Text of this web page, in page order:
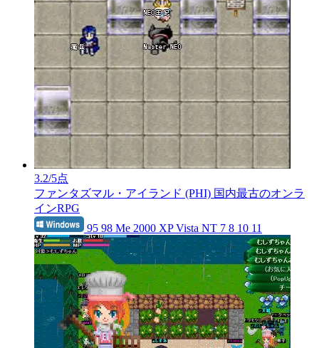
3.2/5点
ファンタズマル・アイランド (PHI) 国内最古のオンラ
インRPG
95 98 Me 2000 XP Vista NT 7 8 10 11